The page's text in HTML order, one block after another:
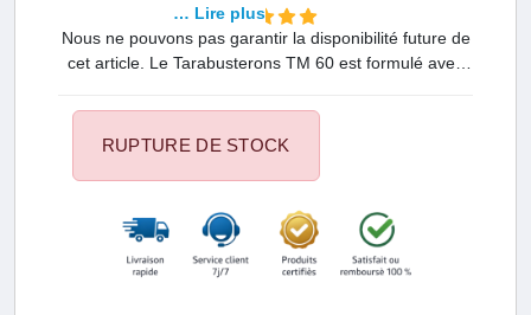
Nous ne pouvons pas garantir la disponibilité future de
cet article. Le Tarabusterons TM 60 est formulé avec
solution s'adresse aux individus physiquement actifs et
aux sportifs cherchant à améliorer leurs performances
globalement leur organisme. À usage exclusif des
adultes.
… Lire plus
RUPTURE DE STOCK